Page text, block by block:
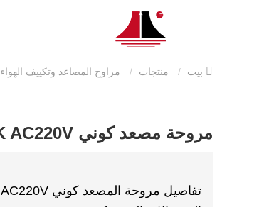
منتجات مراوح المصاعد وتكييف الهواء
مروحة مصعد كوني FB-9K AC220V
تفاصيل مروحة المصعد كوني FB-9K AC220V